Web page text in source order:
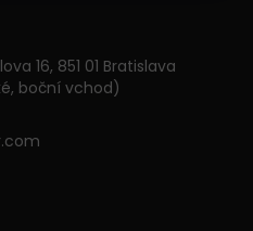
16, 851 01 Bratislava
boční vchod)